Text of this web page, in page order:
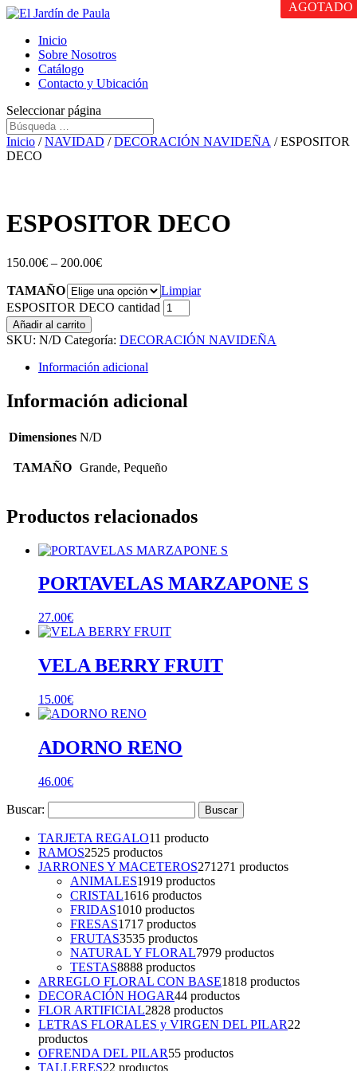
Inicio
Sobre Nosotros
Catálogo
Contacto y Ubicación
Seleccionar página
Inicio /NAVIDAD /DECORACIÓN NAVIDEÑA / ESPOSITOR
DECO
ESPOSITOR DECO
150.00€ – 200.00€
TAMAÑO
Limpiar
ESPOSITOR DECO cantidad
Añadir al carrito
SKU: N/D Categoría: DECORACIÓN NAVIDEÑA
Información adicional
Información adicional
Dimensiones N/D
TAMAÑO Grande, Pequeño
Productos relacionados
PORTAVELAS MARZAPONE S
27.00€
AGOTADO
VELA BERRY FRUIT
15.00€
ADORNO RENO
46.00€
Buscar:
TARJETA REGALO11 producto
RAMOS2525 productos
JARRONES Y MACETEROS271 271 productos
ANIMALES1919 productos
CRISTAL1616 productos
FRIDAS1010 productos
FRESAS1717 productos
FRUTAS3535 productos
NATURAL Y FLORAL7979 productos
TESTAS8888 productos
ARREGLO FLORAL CON BASE1818 productos
DECORACIÓN HOGAR44 productos
FLOR ARTIFICIAL2828 productos
LETRAS FLORALES y VIRGEN DEL PILAR22
productos
OFRENDA DEL PILAR55 productos
TALLERES22 productos